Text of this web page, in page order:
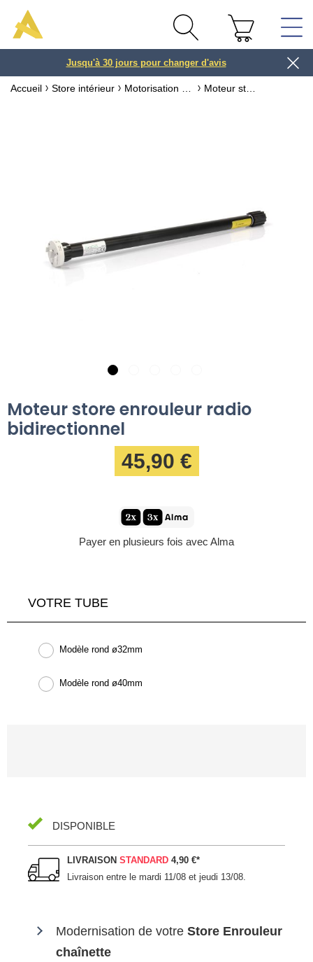
3 ou 4x
Jusqu'à 30 jours pour changer d'avis
Accueil Store intérieur
Moteur store enrouleur radio
bidirectionnel
45,90 €
Payer en plusieurs fois avec Alma
VOTRE TUBE
Modèle rond ø32mm
Modèle rond ø40mm
DISPONIBLE
LIVRAISONSTANDARD 4,90 €*
Livraison entre lemardi 11/08 et jeudi 13/08.
Modernisation de votre Store Enrouleur
chaînette